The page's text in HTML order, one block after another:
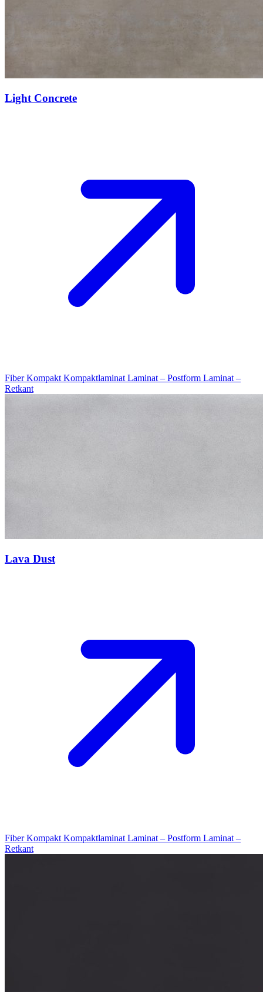
Light Concrete
Fiber Kompakt Kompaktlaminat Laminat – Postform Laminat –
Retkant
Lava Dust
Fiber Kompakt Kompaktlaminat Laminat – Postform Laminat –
Retkant